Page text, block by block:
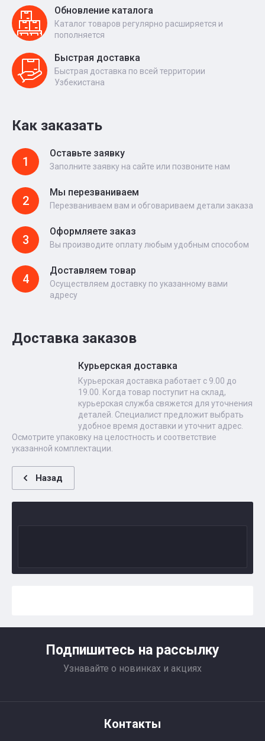
Обновление каталога
Каталог товаров регулярно расширяется и
пополняется
Быстрая доставка
Быстрая доставка по всей территории
Узбекистана
Как заказать
1
Оставьте заявку
Заполните заявку на сайте или позвоните нам
2
Мы перезваниваем
Перезваниваем вам и обговариваем детали заказа
3
Оформляете заказ
Вы производите оплату любым удобным способом
4
Доставляем товар
Осуществляем доставку по указанному вами
адресу
Доставка заказов
Курьерская доставка
Курьерская доставка работает с 9.00 до
19.00. Когда товар поступит на склад,
курьерская служба свяжется для уточнения
деталей. Специалист предложит выбрать
удобное время доставки и уточнит адрес.
Осмотрите упаковку на целостность и соответствие
указанной комплектации.
Назад
Подпишитесь на рассылку
Узнавайте о новинках и акциях
Контакты